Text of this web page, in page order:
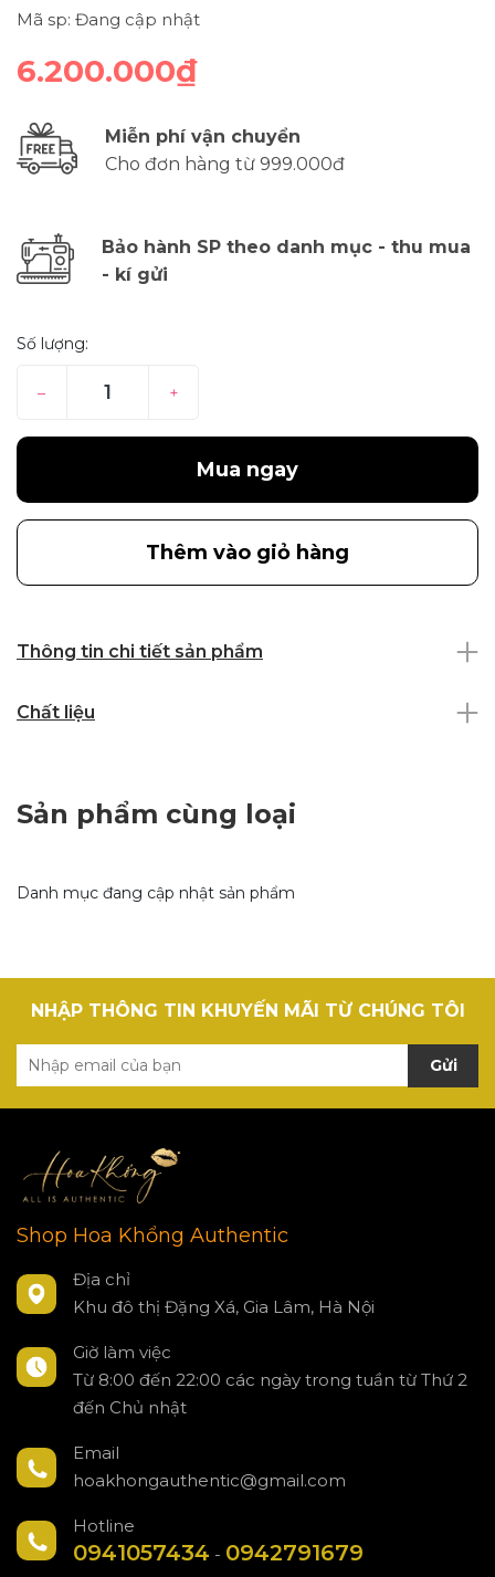
Mã sp: Đang cập nhật
6.200.000₫
Miễn phí vận chuyển
Cho đơn hàng từ 999.000đ
Bảo hành SP theo danh mục - thu mua
- kí gửi
Số lượng:
– +
Mua ngay
Thêm vào giỏ hàng
Thông tin chi tiết sản phẩm
Chất liệu
Sản phẩm cùng loại
Danh mục đang cập nhật sản phẩm
NHẬP THÔNG TIN KHUYẾN MÃI TỪ CHÚNG TÔI
Gửi
Shop Hoa Khổng Authentic
Địa chỉ
Khu đô thị Đặng Xá, Gia Lâm, Hà Nội
Giờ làm việc
Từ 8:00 đến 22:00 các ngày trong tuần từ Thứ 2
đến Chủ nhật
Email
hoakhongauthentic@gmail.com
Hotline
0941057434 - 0942791679